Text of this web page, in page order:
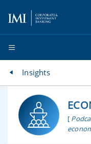
Insights
[